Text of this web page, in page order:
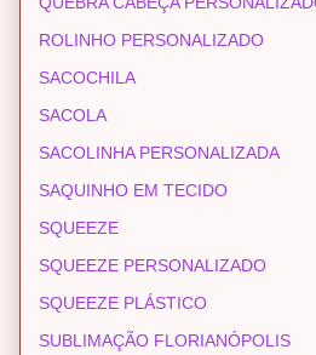
ROLINHO PERSONALIZADO
SACOCHILA
SACOLA
SACOLINHA PERSONALIZADA
SAQUINHO EM TECIDO
SQUEEZE
SQUEEZE PERSONALIZADO
SQUEEZE PLÁSTICO
SUBLIMAÇÃO FLORIANÓPOLIS